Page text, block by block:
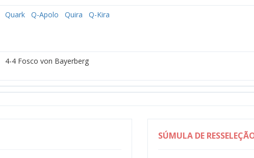
Quark Q-Apolo Quira Q-Kira
4-4 Fosco von Bayerberg
SÚMULA DE